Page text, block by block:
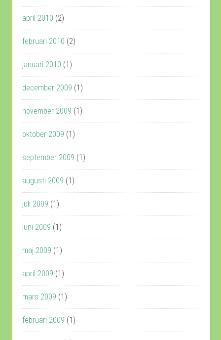
april 2010 (2)
februari 2010 (2)
januari 2010 (1)
december 2009 (1)
november 2009 (1)
oktober 2009 (1)
september 2009 (1)
augusti 2009 (1)
juli 2009 (1)
juni 2009 (1)
maj 2009 (1)
april 2009 (1)
mars 2009 (1)
februari 2009 (1)